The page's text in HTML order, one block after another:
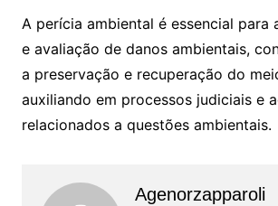
A perícia ambiental é essencial para
e avaliação de danos ambientais,
a preservação e recuperação do
auxiliando em processos judiciais e
relacionados a questões ambientais.
Agenorzapparoli